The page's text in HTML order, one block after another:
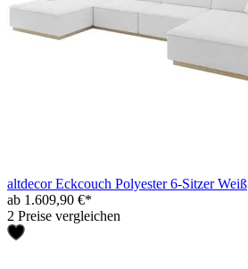
altdecor Eckcouch Polyester 6-Sitzer Weiß
ab 1.609,90 €*
2 Preise vergleichen